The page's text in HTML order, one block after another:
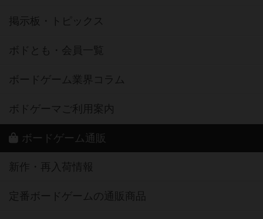
掲示板・トピックス
ボドとも・会員一覧
ボードゲーム業界コラム
ボドゲーマご利用案内
ボードゲーム通販
新作・再入荷情報
定番ボードゲームの通販商品